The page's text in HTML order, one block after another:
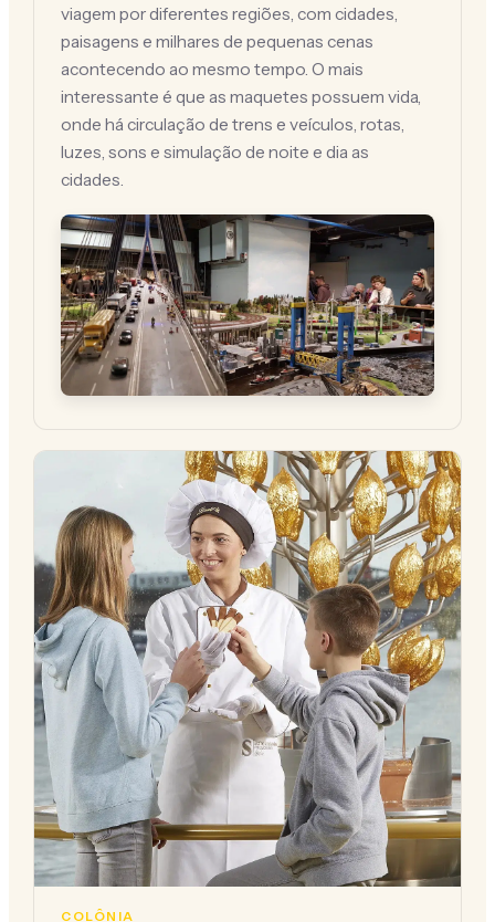
viagem por diferentes regiões, com cidades,
paisagens e milhares de pequenas cenas
acontecendo ao mesmo tempo. O mais
interessante é que as maquetes possuem vida,
onde há circulação de trens e veículos, rotas,
luzes, sons e simulação de noite e dia as
cidades.
COLÔNIA